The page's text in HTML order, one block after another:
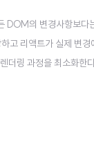
DOM의 변경사항보다
고 리액트가 실제 변경
더링 과정을 최소화한